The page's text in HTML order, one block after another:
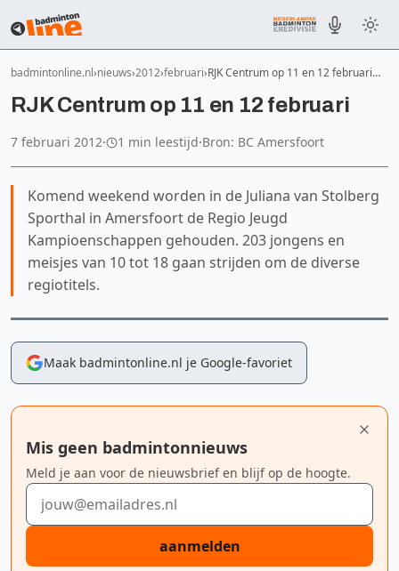
badmintonline.nl nieuws 2012 februari RJK Centrum op 11 en 12 februari…
RJK Centrum op 11 en 12 februari
7 februari 2012· 1 min leestijd·Bron: BC Amersfoort
Komend weekend worden in de Juliana van Stolberg
Sporthal in Amersfoort de Regio Jeugd
Kampioenschappen gehouden. 203 jongens en
meisjes van 10 tot 18 gaan strijden om de diverse
regiotitels.
Maak badmintonline.nl je Google-favoriet
Mis geen badmintonnieuws
Meld je aan voor de nieuwsbrief en blijf op de hoogte.
E-mailadres
aanmelden